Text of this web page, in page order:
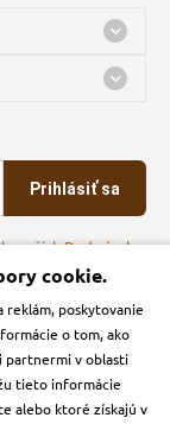
Prihlásiť sa
našichPodmínek
cookie.
reklám, poskytovanie
o tom, ako
partnermi v oblasti
tieto informácie
alebo ktoré získajú v